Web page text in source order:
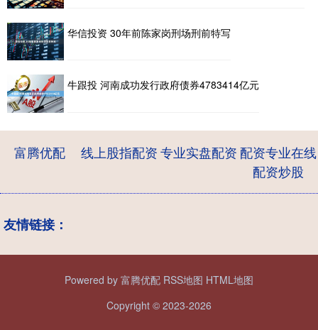
华信投资 30年前陈家岗刑场刑前特写
牛跟投 河南成功发行政府债券4783414亿元
富腾优配 线上股指配资专业实盘配资配资专业在线
配资炒股
友情链接：
Powered by 富腾优配 RSS地图 HTML地图
Copyright © 2023-2026